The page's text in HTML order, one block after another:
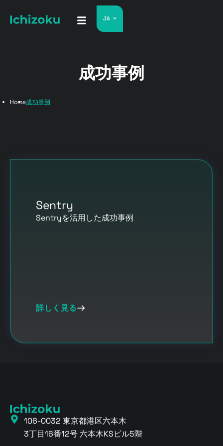
JA
成功事例
Home成功事例
Sentry
Sentryを活用した成功事例
詳しく見る
106-0032 東京都港区六本木
3丁目16番12号 六本木KSビル5階